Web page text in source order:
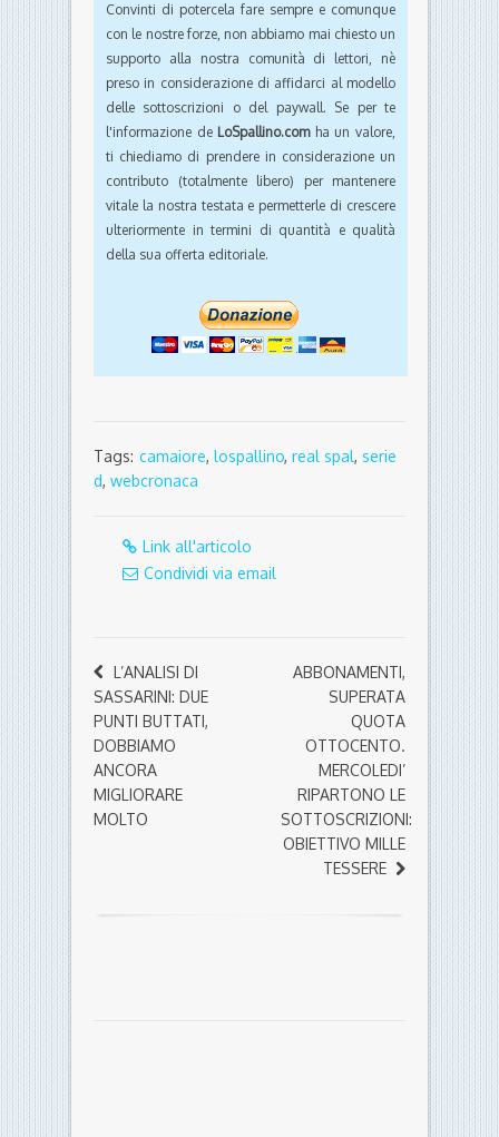
Convinti di potercela fare sempre e comunque
con le nostre forze, non abbiamo mai chiesto un
supporto alla nostra comunità di lettori, nè
preso in considerazione di affidarci al modello
delle sottoscrizioni o del paywall. Se per te
l'informazione de LoSpallino.comha un valore,
ti chiediamo di prendere in considerazione un
contributo (totalmente libero) per mantenere
vitale la nostra testata e permetterle di crescere
ulteriormente in termini di quantità e qualità
della sua offerta editoriale.
Tags: camaiore, lospallino, real spal, serie
d, webcronaca
Link all'articolo
Condividi via email
L’ANALISI DI
SASSARINI: DUE
PUNTI BUTTATI,
DOBBIAMO
ANCORA
MIGLIORARE
MOLTO
ABBONAMENTI,
SUPERATA
QUOTA
OTTOCENTO.
MERCOLEDI’
RIPARTONO LE
SOTTOSCRIZIONI:
OBIETTIVO MILLE
TESSERE